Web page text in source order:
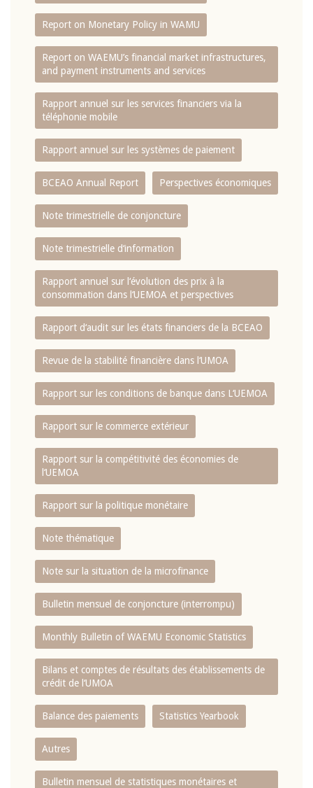
Report on Monetary Policy in WAMU
Report on WAEMU’s financial market infrastructures,
and payment instruments and services
Rapport annuel sur les services financiers via la
téléphonie mobile
Rapport annuel sur les systèmes de paiement
BCEAO Annual Report Perspectives économiques
Note trimestrielle de conjoncture
Note trimestrielle d‘information
Rapport annuel sur l‘évolution des prix à la
consommation dans l‘UEMOA et perspectives
Rapport d‘audit sur les états financiers de la BCEAO
Revue de la stabilité financière dans l‘UMOA
Rapport sur les conditions de banque dans L‘UEMOA
Rapport sur le commerce extérieur
Rapport sur la compétitivité des économies de
l‘UEMOA
Rapport sur la politique monétaire
Note thématique
Note sur la situation de la microfinance
Bulletin mensuel de conjoncture (interrompu)
Monthly Bulletin of WAEMU Economic Statistics
Bilans et comptes de résultats des établissements de
crédit de l‘UMOA
Balance des paiements Statistics Yearbook
Autres
Bulletin mensuel de statistiques monétaires et